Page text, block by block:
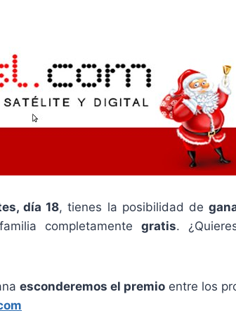
día 18, tienes la posibilidad de
completamente gratis.
esconderemos el premio entre los